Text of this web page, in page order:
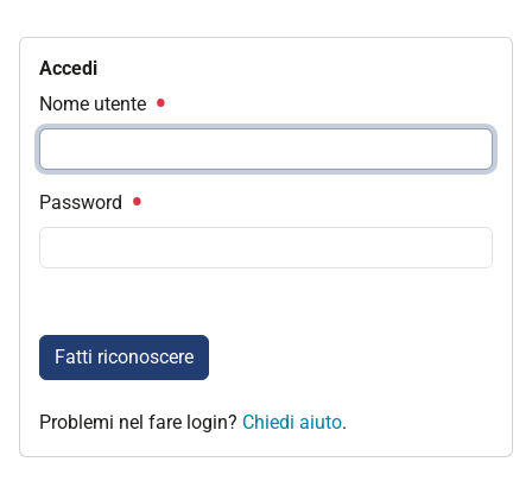
Accedi
Nome utente
Password
Fatti riconoscere
Problemi nel fare login? Chiedi aiuto.